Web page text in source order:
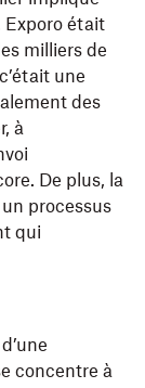
Exporo était
milliers de
une
des
à
De plus, la
processus
qui
concentre à